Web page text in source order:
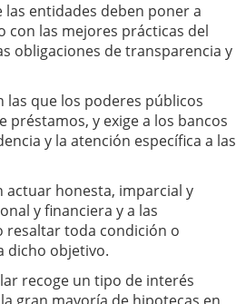
entidades deben poner a
con las mejores prácticas del
obligaciones de transparencia y
que los poderes públicos
y exige a los bancos
y la atención específica a las
actuar honesta, imparcial y
y financiera y a las
resaltar toda condición o
dicho objetivo.
recoge un tipo de interés